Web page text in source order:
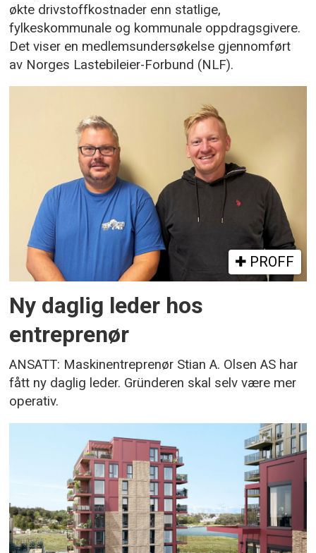
økte drivstoffkostnader enn statlige,
fylkeskommunale og kommunale oppdragsgivere.
Det viser en medlemsundersøkelse gjennomført
av Norges Lastebileier-Forbund (NLF).
PROFF
Ny daglig leder hos
entreprenør
ANSATT: Maskinentreprenør Stian A. Olsen AS har
fått ny daglig leder. Gründeren skal selv være mer
operativ.